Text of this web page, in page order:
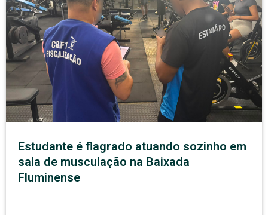
Estudante é flagrado atuando sozinho em
sala de musculação na Baixada
Fluminense